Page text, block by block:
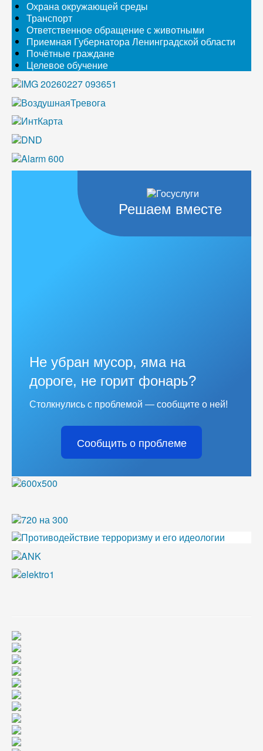
Охрана окружающей среды
Транспорт
Ответственное обращение с животными
Приемная Губернатора Ленинградской области
Почётные граждане
Целевое обучение
Решаем вместе
Не убран мусор, яма на
дороге, не горит фонарь?
Столкнулись с проблемой — сообщите о ней!
Сообщить о проблеме